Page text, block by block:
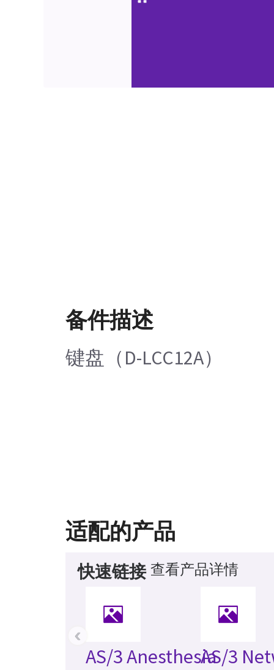
备件描述
键盘（D-LCC12A）
适配的产品
快速链接 查看产品详情
AS/3 AnesthesiaAS/3
‹